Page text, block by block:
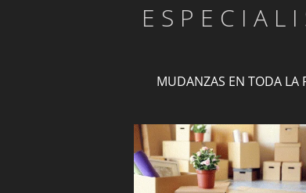
MUDANZAS EN TODA LA